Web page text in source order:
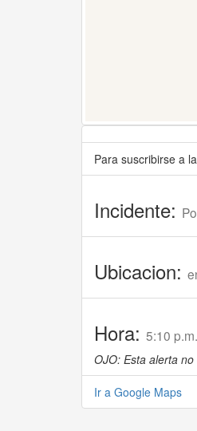
Para suscribirse a
Incidente:
Ubicacion:
Hora: 5:10 p.m.
OJO: Esta alerta
Ir a Google Maps